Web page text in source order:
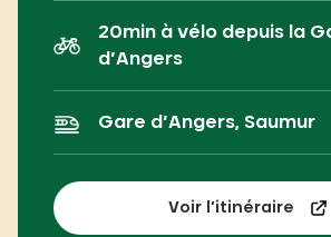
20min à vélo depuis la
d’Angers
Gare d’Angers, Saumur
Voir l’itinéraire